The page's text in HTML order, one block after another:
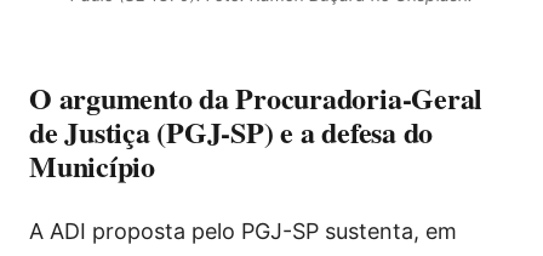
O argumento da Procuradoria-Geral
de Justiça (PGJ-SP) e a defesa do
Município
A ADI proposta pelo PGJ-SP sustenta, em